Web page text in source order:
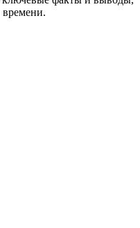
времени.